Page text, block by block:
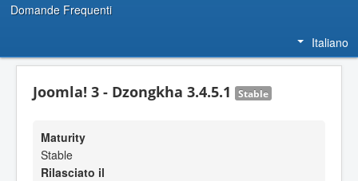
Domande Frequenti
Italiano
Joomla! 3 - Dzongkha 3.4.5.1 Stable
Maturity
Stable
Rilasciato il